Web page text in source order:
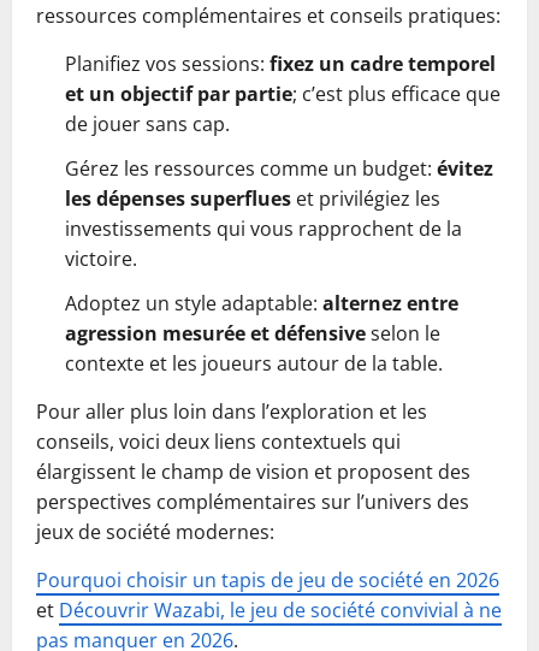
ressources complémentaires et conseils pratiques:
Planifiez vos sessions: fixez un cadre temporel
et un objectif par partie; c’est plus efficace que
de jouer sans cap.
Gérez les ressources comme un budget: évitez
les dépenses superflues et privilégiez les
investissements qui vous rapprochent de la
victoire.
Adoptez un style adaptable: alternez entre
agression mesurée et défensiveselon le
contexte et les joueurs autour de la table.
Pour aller plus loin dans l’exploration et les
conseils, voici deux liens contextuels qui
élargissent le champ de vision et proposent des
perspectives complémentaires sur l’univers des
jeux de société modernes:
Pourquoi choisir un tapis de jeu de société en 2026
et Découvrir Wazabi, le jeu de société convivial à ne
pas manquer en 2026.